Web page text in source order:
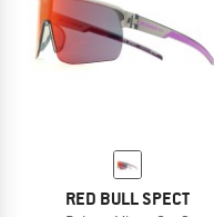
RED BULL SPECT